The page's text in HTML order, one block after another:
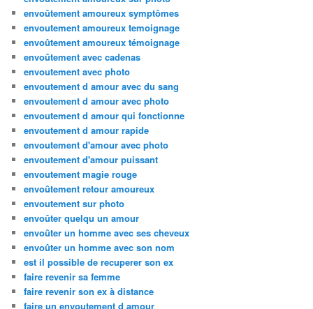
envoûtement amoureux symptômes
envoutement amoureux temoignage
envoûtement amoureux témoignage
envoûtement avec cadenas
envoutement avec photo
envoutement d amour avec du sang
envoutement d amour avec photo
envoutement d amour qui fonctionne
envoutement d amour rapide
envoutement d'amour avec photo
envoutement d'amour puissant
envoutement magie rouge
envoûtement retour amoureux
envoutement sur photo
envoûter quelqu un amour
envoûter un homme avec ses cheveux
envoûter un homme avec son nom
est il possible de recuperer son ex
faire revenir sa femme
faire revenir son ex à distance
faire un envoutement d amour